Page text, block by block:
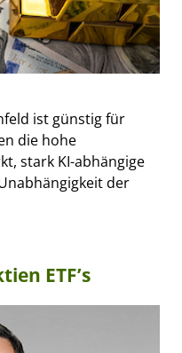
ist günstig für
die hohe
stark KI-abhängige
der
ETF’s